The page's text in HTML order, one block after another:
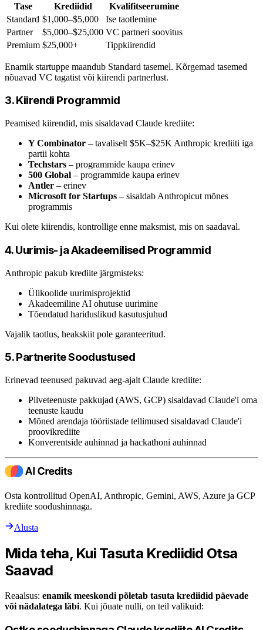
Tase Krediidid
Kvalifitseerumine
Standard $1,000–$5,000
Ise taotlemine
Partner
$5,000–$25,000 VC partneri soovitus
Premium $25,000+ Tippkiirendid
Enamik startuppe maandub Standard tasemel. Kõrgemad tasemed
nõuavad VC tagatist või kiirendi partnerlust.
3. Kiirendi Programmid
Peamised kiirendid, mis sisaldavad Claude krediite:
Y Combinator – tavaliselt $5K–$25K Anthropic krediiti iga
partii kohta
Techstars – programmide kaupa erinev
500 Global – programmide kaupa erinev
Antler – erinev
Microsoft for Startups – sisaldab Anthropicut mõnes
programmis
Kui olete kiirendis, kontrollige enne maksmist, mis on saadaval.
4. Uurimis- ja Akadeemilised Programmid
Anthropic pakub krediite järgmisteks:
Ülikoolide uurimisprojektid
Akadeemiline AI ohutuse uurimine
Tõendatud hariduslikud kasutusjuhud
Vajalik taotlus, heakskiit pole garanteeritud.
5. Partnerite Soodustused
Erinevad teenused pakuvad aeg-ajalt Claude krediite:
Pilveteenuste pakkujad (AWS, GCP) sisaldavad Claude'i oma
teenuste kaudu
Mõned arendaja tööriistade tellimused sisaldavad Claude'i
proovikrediite
Konverentside auhinnad ja hackathoni auhinnad
Osta kontrollitud OpenAI, Anthropic, Gemini, AWS, Azure ja GCP
krediite soodushinnaga.
Alusta
Mida teha, Kui Tasuta Krediidid Otsa
Saavad
Reaalsus: enamik meeskondi põletab tasuta krediidid päevade
või nädalatega läbi. Kui jõuate nulli, on teil valikuid: